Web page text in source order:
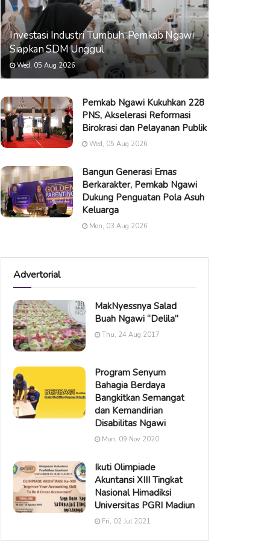
Investasi Industri Tumbuh, Pemkab Ngawi
Siapkan SDM Unggul
Wed, 05 Aug 2026
Pemkab Ngawi Kukuhkan 228
PNS, Akselerasi Reformasi
Birokrasi dan Pelayanan Publik
Wed, 05 Aug 2026
Bangun Generasi Emas
Berkarakter, Pemkab Ngawi
Dukung Penguatan Pola Asuh
Keluarga
Mon, 03 Aug 2026
Advertorial
MakNyessnya Salad
Buah Ngawi “Delila”
Thu, 24 Aug 2017
Program Senyum
Bahagia Berdaya
Bangkitkan Semangat
dan Kemandirian
Disabilitas Ngawi
Mon, 09 Nov 2020
Ikuti Olimpiade
Akuntansi XIII Tingkat
Nasional Himadiksi
Universitas PGRI Madiun
Fri, 02 Jul 2021